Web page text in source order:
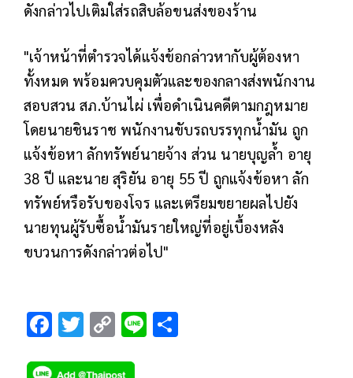
ดังกล่าวไปเติมใส่รถสิบล้อขนส่งของร้าน
"เจ้าหน้าที่ตำรวจได้แจ้งข้อกล่าวหากับผู้ต้องหา
ทั้งหมด พร้อมควบคุมตัวและของกลางส่งพนักงาน
สอบสวน สภ.บ้านไผ่ เพื่อดำเนินคดีตามกฎหมาย
โดยนายชินราช พนักงานขับรถบรรทุกน้ำมัน ถูก
แจ้งข้อหา ลักทรัพย์นายจ้าง ส่วน นายบุญล้ำ อายุ
38 ปี และนาย สุริยัน อายุ 55 ปี ถูกแจ้งข้อหา ลัก
ทรัพย์หรือรับของโจร และเตรียมขยายผลไปยัง
นายทุนผู้รับซื้อน้ำมันรายใหญ่ที่อยู่เบื้องหลัง
ขบวนการดังกล่าวต่อไป"
F T C Li